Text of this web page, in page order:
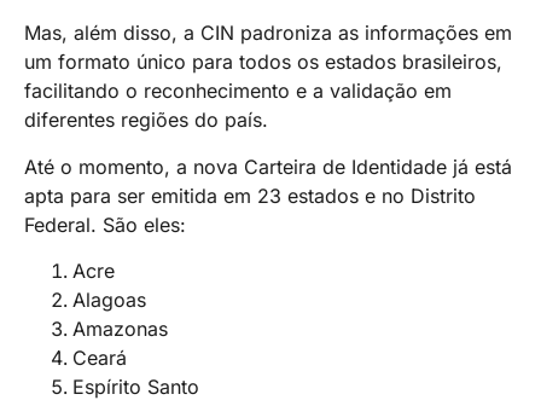
Mas, além disso, a CIN padroniza as informações em
um formato único para todos os estados brasileiros,
facilitando o reconhecimento e a validação em
diferentes regiões do país.
Até o momento, a nova Carteira de Identidade já está
apta para ser emitida em 23 estados e no Distrito
Federal. São eles:
Acre
Alagoas
Amazonas
Ceará
Espírito Santo